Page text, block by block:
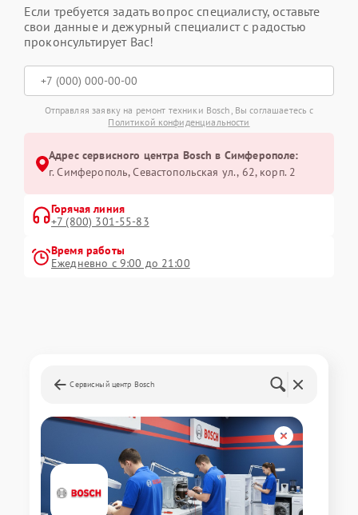
Если требуется задать вопрос специалисту, оставьте
свои данные и дежурный специалист с радостью
проконсультирует Вас!
Отправляя заявку на ремонт техники Bosch, Вы соглашаетесь с
Политикой конфиденциальности
Адрес сервисного центра Bosch в Симферополе:
г. Симферополь, Севастопольская ул., 62, корп. 2
Горячая линия
+7 (800) 301-55-83
Время работы
Ежедневно с 9:00 до 21:00
Сервисный центр Bosch